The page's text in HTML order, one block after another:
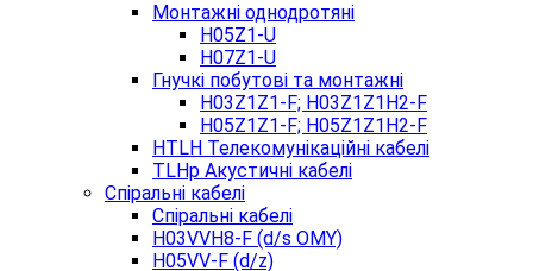
Монтажні однодротяні
H05Z1-U
H07Z1-U
Гнучкі побутові та монтажні
H03Z1Z1-F; H03Z1Z1H2-F
H05Z1Z1-F; H05Z1Z1H2-F
HTLH Телекомунікаційні кабелі
TLHp Акустичні кабелі
Спіральні кабелі
Спіральні кабелі
H03VVH8-F (d/s OMY)
H05VV-F (d/z)